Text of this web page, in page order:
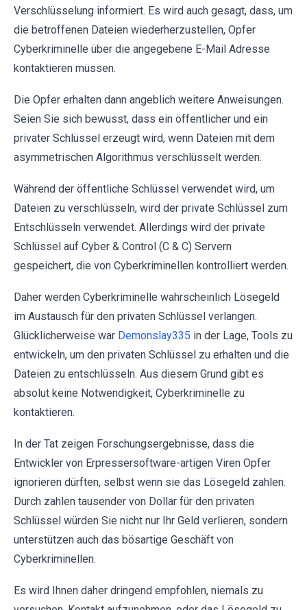
Verschlüsselung informiert. Es wird auch gesagt, dass, um
die betroffenen Dateien wiederherzustellen, Opfer
Cyberkriminelle über die angegebene E-Mail Adresse
kontaktieren müssen.
Die Opfer erhalten dann angeblich weitere Anweisungen.
Seien Sie sich bewusst, dass ein öffentlicher und ein
privater Schlüssel erzeugt wird, wenn Dateien mit dem
asymmetrischen Algorithmus verschlüsselt werden.
Während der öffentliche Schlüssel verwendet wird, um
Dateien zu verschlüsseln, wird der private Schlüssel zum
Entschlüsseln verwendet. Allerdings wird der private
Schlüssel auf Cyber ​​& Control (C & C) Servern
gespeichert, die von Cyberkriminellen kontrolliert werden.
Daher werden Cyberkriminelle ​​wahrscheinlich Lösegeld
im Austausch für den privaten Schlüssel verlangen.
Glücklicherweise war Demonslay335 in der Lage, Tools zu
entwickeln, um den privaten Schlüssel zu erhalten und die
Dateien zu entschlüsseln. Aus diesem Grund gibt es
absolut keine Notwendigkeit, Cyberkriminelle zu
kontaktieren.
In der Tat zeigen Forschungsergebnisse, dass die
Entwickler von Erpressersoftware-artigen Viren Opfer
ignorieren dürften, selbst wenn sie das Lösegeld zahlen.
Durch zahlen tausender von Dollar für den privaten
Schlüssel würden Sie nicht nur Ihr Geld verlieren, sondern
unterstützen auch das bösartige Geschäft von
Cyberkriminellen.
Es wird Ihnen daher dringend empfohlen, niemals zu